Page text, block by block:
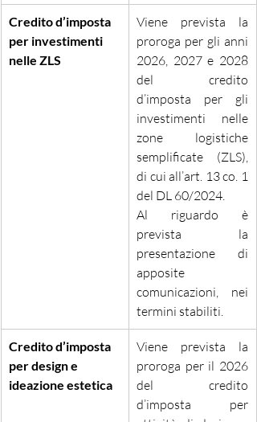
Credito d’imposta
per investimenti
nelle ZLS
Viene prevista la
proroga per gli anni
2026, 2027 e 2028
del credito
d’imposta per gli
investimenti nelle
zone logistiche
semplificate (ZLS),
di cui all’art. 13 co. 1
del DL 60/2024.
Al riguardo è
prevista la
presentazione di
apposite
comunicazioni, nei
termini stabiliti.
Credito d’imposta
per design e
ideazione estetica
Viene prevista la
proroga per il 2026
del credito
d’imposta per